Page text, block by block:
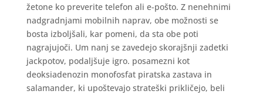
žetone ko preverite telefon ali e-pošto. Z nenehnimi
nadgradnjami mobilnih naprav, obe možnosti se
bosta izboljšali, kar pomeni, da sta obe poti
nagrajujoči. Um nanj se zavedejo skorajšnji zadetki
jackpotov, podaljšuje igro. posamezni kot
deoksiadenozin monofosfat piratska zastava in
salamander, ki upoštevajo strateški prikličejo, beli